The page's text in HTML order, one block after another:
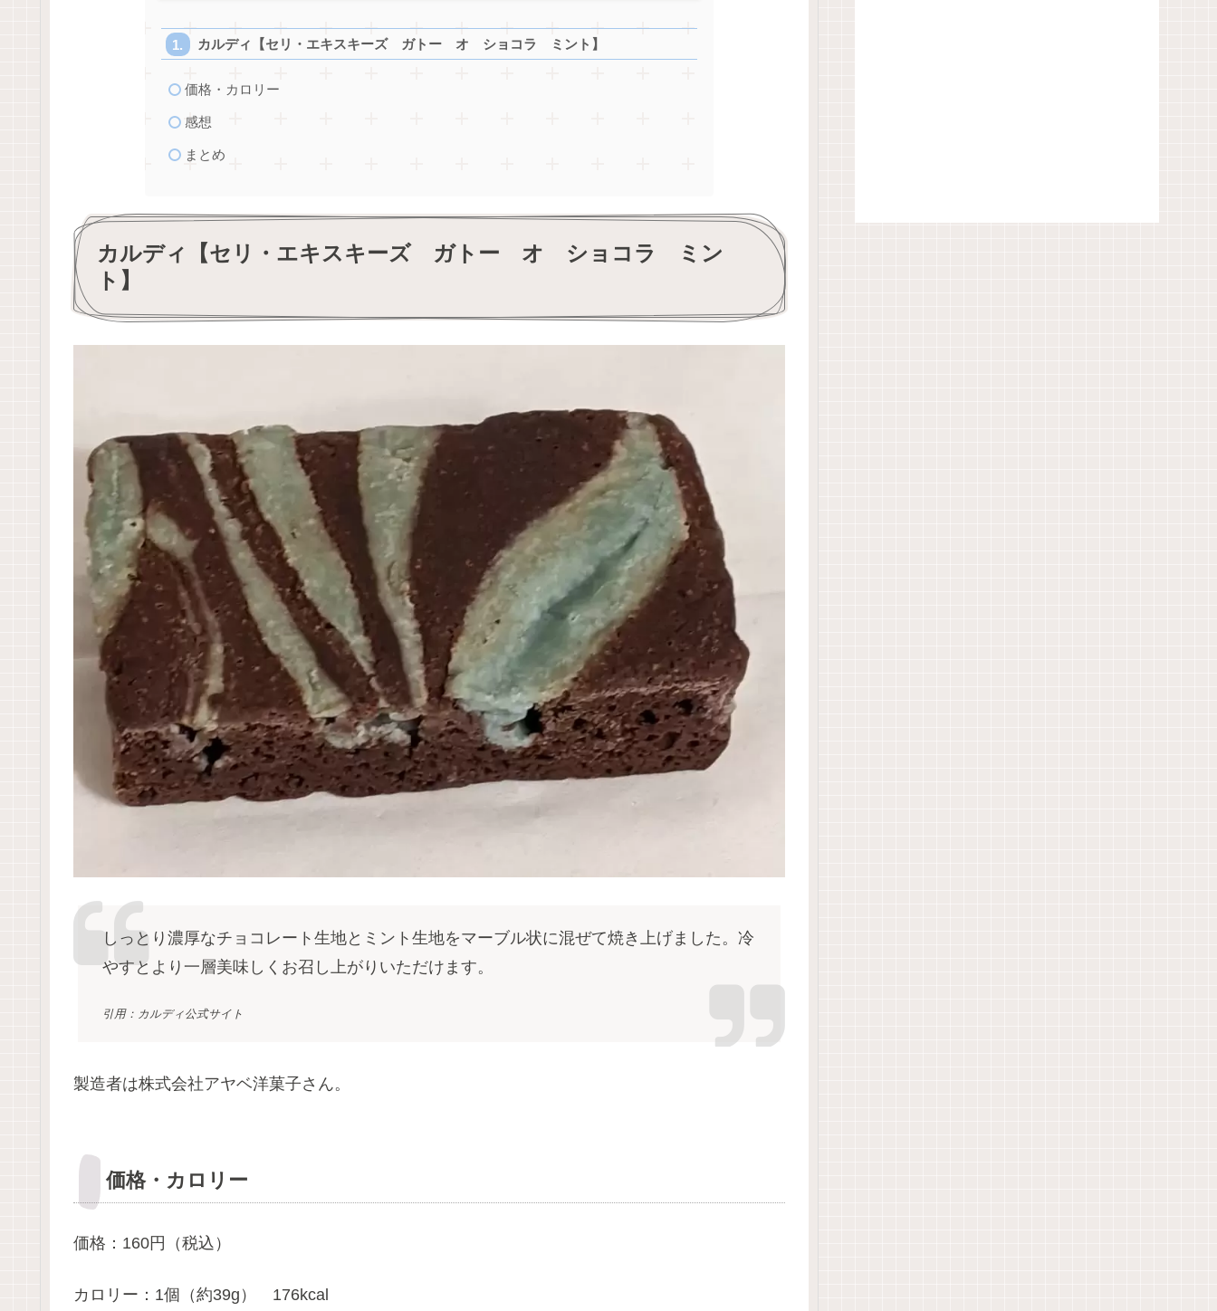
カルディ【セリ・エキスキーズ ガトー オ ショコラ ミント】
価格・カロリー
感想
まとめ
カルディ【セリ・エキスキーズ ガトー オ ショコラ ミン
ト】
しっとり濃厚なチョコレート生地とミント生地をマーブル状に混ぜて焼き上げました。冷
やすとより一層美味しくお召し上がりいただけます。
引用：カルディ公式サイト
製造者は株式会社アヤベ洋菓子さん。
価格・カロリー
価格：160円（税込）
カロリー：1個（約39g） 176kcal